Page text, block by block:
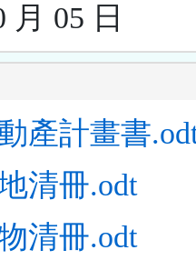
月 05 日
產計畫書
清冊.odt
清冊.odt